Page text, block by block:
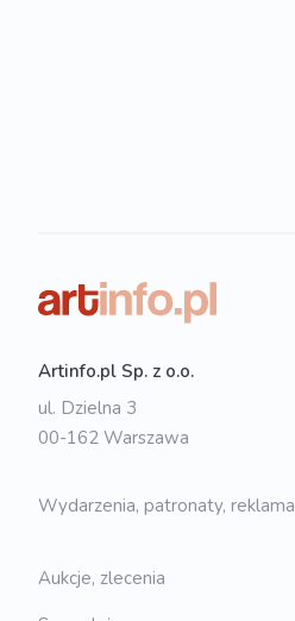
Artinfo.pl Sp. z o.o.
ul. Dzielna 3
00-162 Warszawa
Wydarzenia, patronaty, reklama
Aukcje, zlecenia